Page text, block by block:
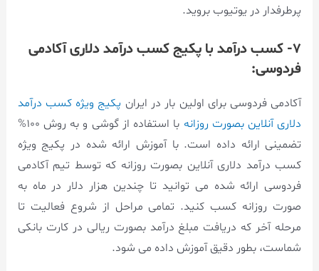
پرطرفدار در یوتیوب بروید.
۷- کسب درآمد با پکیج کسب درآمد دلاری آکادمی
فردوسی:
آکادمی فردوسی برای اولین بار در ایران پکیج ویژه کسب درآمد
دلاری آنلاین بصورت روزانه
با استفاده از گوشی و به روش ۱۰۰%
تضمینی ارائه داده است. با آموزش ارائه شده در پکیج ویژه
کسب درآمد دلاری آنلاین بصورت روزانه که توسط تیم آکادمی
فردوسی ارائه شده می توانید تا چندین هزار دلار در ماه به
صورت روزانه کسب کنید. تمامی مراحل از شروع فعالیت تا
مرحله آخر که دریافت مبلغ درآمد بصورت ریالی در کارت بانکی
شماست، بطور دقیق آموزش داده می شود.